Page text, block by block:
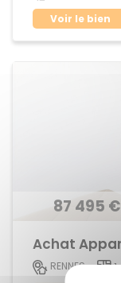
Voir le bien
87 495 €
RENNES 1